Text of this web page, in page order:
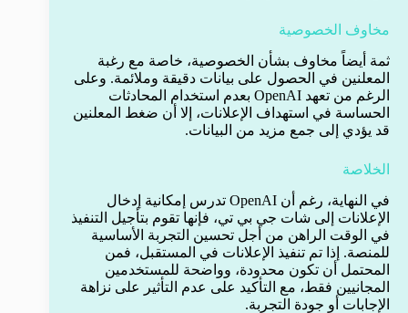
مخاوف الخصوصية
ثمة أيضاً مخاوف بشأن الخصوصية، خاصة مع رغبة
المعلنين في الحصول على بيانات دقيقة وملائمة. وعلى
الرغم من تعهد OpenAI بعدم استخدام المحادثات
الحساسة في استهداف الإعلانات، إلا أن ضغط المعلنين
قد يؤدي إلى جمع مزيد من البيانات.
الخلاصة
في النهاية، رغم أن OpenAI تدرس إمكانية إدخال
الإعلانات إلى شات جي بي تي، فإنها تقوم بتأجيل التنفيذ
في الوقت الراهن من أجل تحسين التجربة الأساسية
للمنصة. إذا تم تنفيذ الإعلانات في المستقبل، فمن
المحتمل أن تكون محدودة، وواضحة للمستخدمين
المجانيين فقط، مع التأكيد على عدم التأثير على نزاهة
الإجابات أو جودة التجربة.